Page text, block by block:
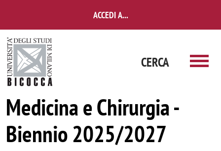
ACCEDI A...
CERCA
Medicina e Chirurgia -
Biennio 2025/2027